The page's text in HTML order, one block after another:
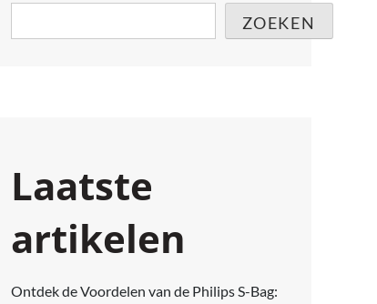
ZOEKEN
Laatste
artikelen
Ontdek de Voordelen van de Philips S-Bag: